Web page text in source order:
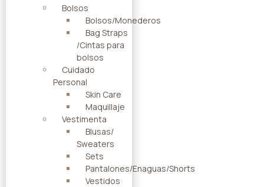
Bolsos
Bolsos/Monederos
Bag Straps
/Cintas para
bolsos
Cuidado
Personal
Skin Care
Maquillaje
Vestimenta
Blusas/
Sweaters
Sets
Pantalones/Enaguas/Shorts
Vestidos